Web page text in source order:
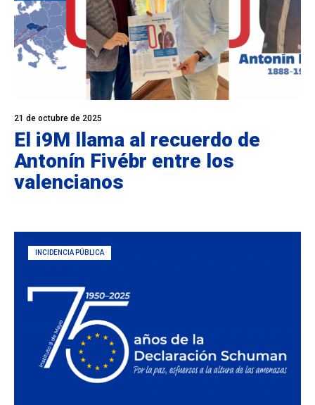
21 de octubre de 2025
El i9M llama al recuerdo de
Antonín Fivébr entre los
valencianos
INCIDENCIA PÚBLICA